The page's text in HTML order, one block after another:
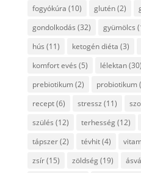
fogyókúra (10) glutén(2)
gondolkodás (32) gyümölcs
hús (11) ketogén diéta (3)
komfort evés (5) lélektan(30)
prebiotikum(2) probiotikum
recept(6) stressz (11)
szülés (12) terhesség(12)
tápszer(2) tévhit(4)
zsír(15) zöldség(19)